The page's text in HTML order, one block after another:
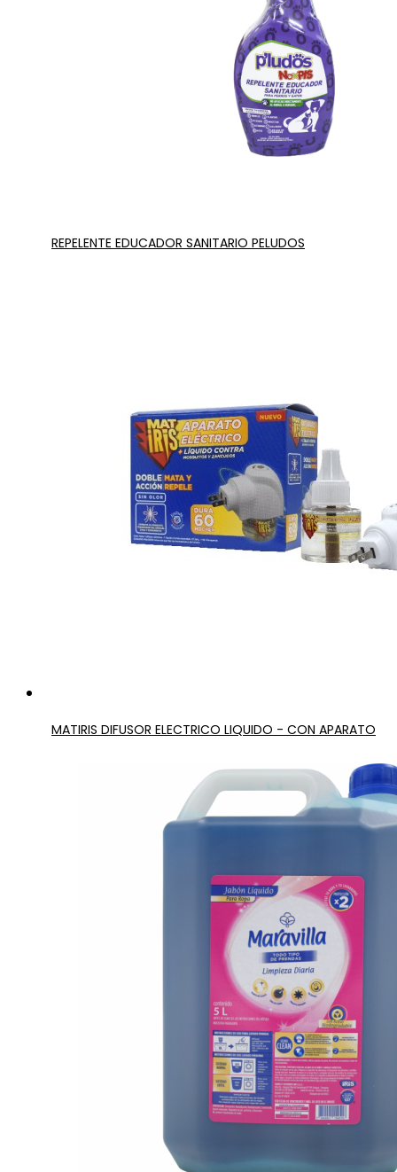
REPELENTE EDUCADOR SANITARIO PELUDOS
MATIRIS DIFUSOR ELECTRICO LIQUIDO - CON APARATO